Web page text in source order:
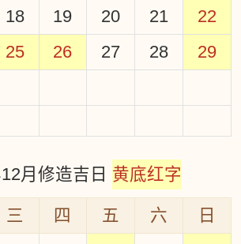
18 19 20 21
22
25 26 27 28
29
月修造吉日 黄底红字
三 四 五 六
日